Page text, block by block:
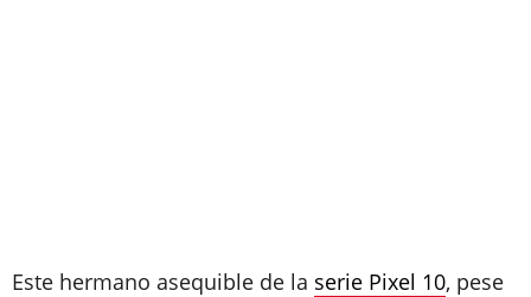
Este hermano asequible de la serie Pixel 10, pese